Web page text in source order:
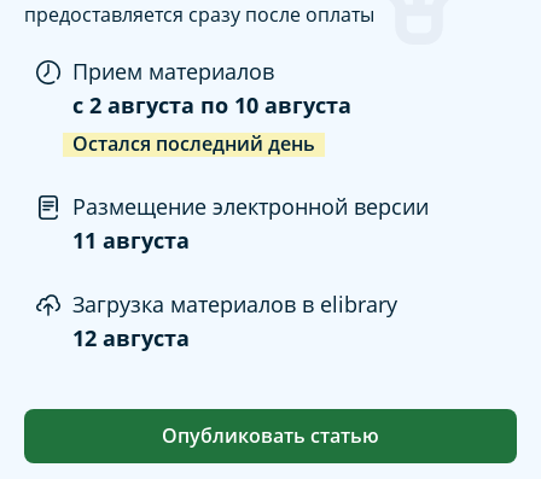
предоставляется сразу после оплаты
Прием материалов
c 2 августа по 10 августа
Остался последний день
Размещение электронной версии
11 августа
Загрузка материалов в elibrary
12 августа
Опубликовать статью